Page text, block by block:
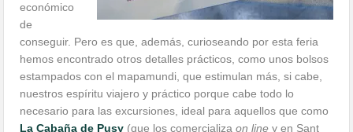
económico
de
conseguir. Pero es que, además, curioseando por esta feria
hemos encontrado otros detalles prácticos, como unos bolsos
estampados con el mapamundi, que estimulan más, si cabe,
nuestros espíritu viajero y práctico porque cabe todo lo
necesario para las excursiones, ideal para aquellos que como
La Cabaña de Pusy (que los comercializaon line y en Sant